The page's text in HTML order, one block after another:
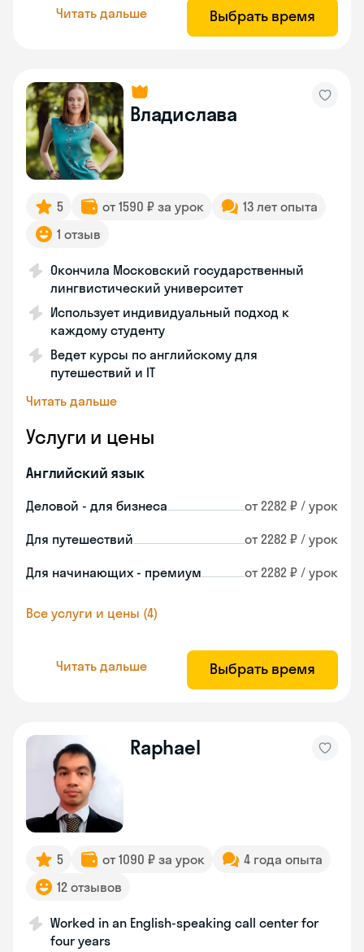
Читать дальше Выбрать время
Владислава
5 от 1590 ₽ за урок
13 лет опыта
1 отзыв
Окончила Московский государственный
лингвистический университет
Использует индивидуальный подход к
каждому студенту
Ведет курсы по английскому для
путешествий и IT
Читать дальше
Услуги и цены
Английский язык
Деловой - для бизнеса от 2282 ₽ / урок
Для путешествий от 2282 ₽ / урок
Для начинающих - премиум от 2282 ₽ / урок
Все услуги и цены (4)
Читать дальше Выбрать время
Raphael
5 от 1090 ₽ за урок
4 года опыта
12 отзывов
Worked in an English-speaking call center for
four years